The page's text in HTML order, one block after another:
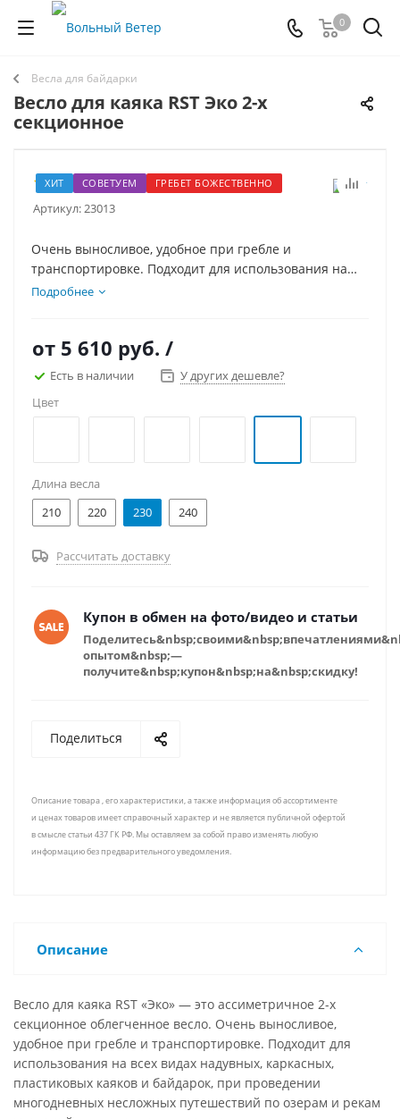
0
Весла для байдарки
Весло для каяка RST Эко 2-х
секционное
ХИТ СОВЕТУЕМ ГРЕБЕТ БОЖЕСТВЕННО
20
Артикул:23013
Очень выносливое, удобное при гребле и
транспортировке. Подходит для использования на
всех видах надувных, каркасных, пластиковых каяков
можно разной длинны и цвета.
Подробнее
от 5 610 руб. /
Есть в наличии
У других дешевле?
Цвет
Длина весла
210
220 230 240
Рассчитать доставку
Купон в обмен на фото/видео и статьи
опытом&nbsp;—
получите&nbsp;купон&nbsp;на&nbsp;скидку!
Поделиться
Описание товара , его характеристики, а также информация об ассортименте
и ценах товаров имеет справочный характер и не является публичной офертой
в смысле статьи 437 ГК РФ. Мы оставляем за собой право изменять любую
информацию без предварительного уведомления.
Описание
Весло для каяка RST «Эко» — это ассиметричное 2-х
секционное облегченное весло. Очень выносливое,
удобное при гребле и транспортировке. Подходит для
использования на всех видах надувных, каркасных,
пластиковых каяков и байдарок, при проведении
многодневных несложных путешествий по озерам и рекам